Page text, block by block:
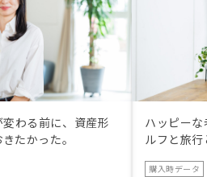
わる前に、資産形
たかった。
ハッピー
ルフと旅
購入時データ